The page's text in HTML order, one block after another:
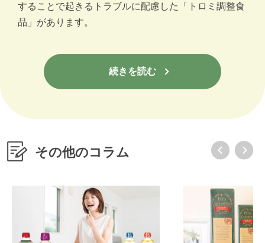
することで起きるトラブルに配慮した「トロミ調整食
品」があります。
続きを読む
その他のコラム